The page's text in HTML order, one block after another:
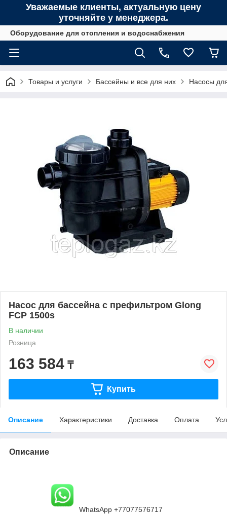
Уважаемые клиенты, актуальную цену
уточняйте у менеджера.
Оборудование для отопления и водоснабжения
Товары и услуги Бассейны и все для них Насосы
Насос для бассейна с префильтром Glong
FCP 1500s
В наличии
Розница
163 584 ₸
Купить
Описание Характеристики Доставка Оплата
Описание
WhatsApp +77077576717